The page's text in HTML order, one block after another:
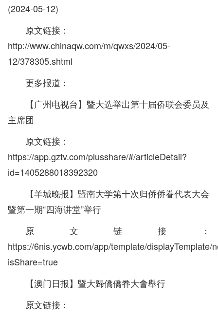
(2024-05-12)
原文链接：
http://www.chinaqw.com/m/qwxs/2024/05-
12/378305.shtml
更多报道：
【广州电视台】暨大选举出第十届侨联会委员及
主席团
原文链接：
https://app.gztv.com/plusshare/#/articleDetail?
id=1405288018392320
【羊城晚报】暨南大学第十次归侨侨眷代表大会
暨第一期“四海讲堂”举行
原文链接：
https://6nis.ycwb.com/app/template/
isShare=true
【澳门日报】暨大歸僑僑眷大會舉行
原文链接：